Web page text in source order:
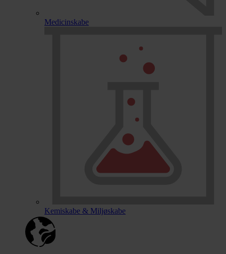
Medicinskabe
Kemiskabe & Miljøskabe